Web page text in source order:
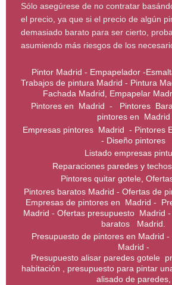
Sólo asegúrese de no contratar
el precio, ya que si el precio de algún
demasiado barato para ser cierto,
asumiendo más riesgos de los
Pintor Madrid - Empapelador -
Trabajos de pintura Madrid - Pintura
Fachada Madrid, Empapelar
Pintores en Madrid - Pintores
pintores en Madrid
Empresas pintores Madrid - Pintores
- Diseño pintores
Listado empresas
Reparaciones paredes y
Pintores quitar gotele,
Pintores baratos Madrid - Ofertas de
Empresas de pintores en Madrid -
Madrid - Ofertas presupuesto Madrid
baratos Madrid.
Presupuesto de pintores en Madrid
Madrid -
Presupuesto alisar paredes gotele
habitación , presupuesto para pintar
alisado de paredes,